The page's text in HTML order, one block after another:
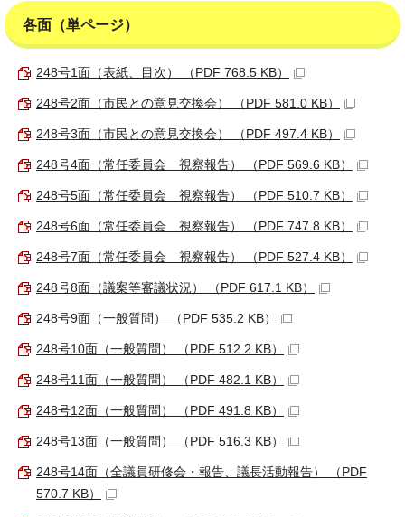
各面（単ページ）
248号1面（表紙、目次） （PDF 768.5 KB）
248号2面（市民との意見交換会） （PDF 581.0 KB）
248号3面（市民との意見交換会） （PDF 497.4 KB）
248号4面（常任委員会 視察報告） （PDF 569.6 KB）
248号5面（常任委員会 視察報告） （PDF 510.7 KB）
248号6面（常任委員会 視察報告） （PDF 747.8 KB）
248号7面（常任委員会 視察報告） （PDF 527.4 KB）
248号8面（議案等審議状況） （PDF 617.1 KB）
248号9面（一般質問） （PDF 535.2 KB）
248号10面（一般質問） （PDF 512.2 KB）
248号11面（一般質問） （PDF 482.1 KB）
248号12面（一般質問） （PDF 491.8 KB）
248号13面（一般質問） （PDF 516.3 KB）
248号14面（全議員研修会・報告、議長活動報告） （PDF
570.7 KB）